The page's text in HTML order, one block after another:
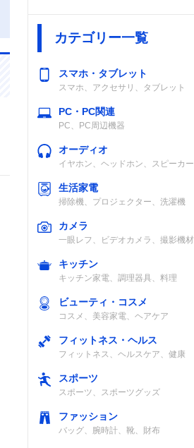
カテゴリー一覧
スマホ・タブレット
スマホ、アクセサリ、タブレット
PC・PC関連
PC、PC周辺機器
オーディオ
イヤホン、ヘッドホン、スピーカー
生活家電
掃除機、プロジェクター、洗濯機
カメラ
一眼レフ、ビデオカメラ、撮影機材
キッチン
キッチン家電、調理器具、料理
ビューティ・コスメ
コスメ、美容家電、ヘアケア
フィットネス・ヘルス
フィットネス、ヘルスケア、健康
スポーツ
スポーツ、スポーツグッズ
ファッション
バッグ、腕時計、靴、財布